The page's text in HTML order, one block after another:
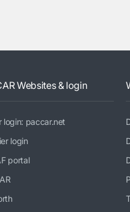
Websites & login
login: paccar.net
login
portal